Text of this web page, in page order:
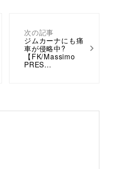
次の記事
ジムカーナにも痛
車が侵略中?
【FK/Massimo
PRES…